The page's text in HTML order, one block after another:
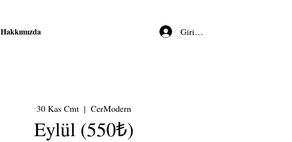
Hakkımızda Giriş/Kayıt
30 Kas Cmt
  |
CerModern
Eylül (550₺)